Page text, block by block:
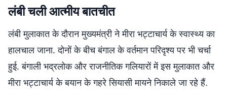
लंबी चली आत्मीय बातचीत
लंबी मुलाकात के दौरान मुख्यमंत्री ने मीरा भट्टाचार्य के स्वास्थ्य का
हालचाल जाना. दोनों के बीच बंगाल के वर्तमान परिदृश्य पर भी चर्चा
हुई. बंगाली भद्रलोक और राजनीतिक गलियारों में इस मुलाकात और
मीरा भट्टाचार्य के बयान के गहरे सियासी मायने निकाले जा रहे हैं.